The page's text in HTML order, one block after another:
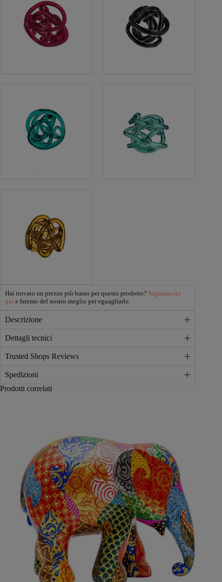
Hai trovato un prezzo più basso per questo prodotto? Segnalacelo
qui e faremo del nostro meglio per eguagliarlo.
Descrizione
Dettagli tecnici
Trusted Shops Reviews
Spedizioni
Prodotti correlati